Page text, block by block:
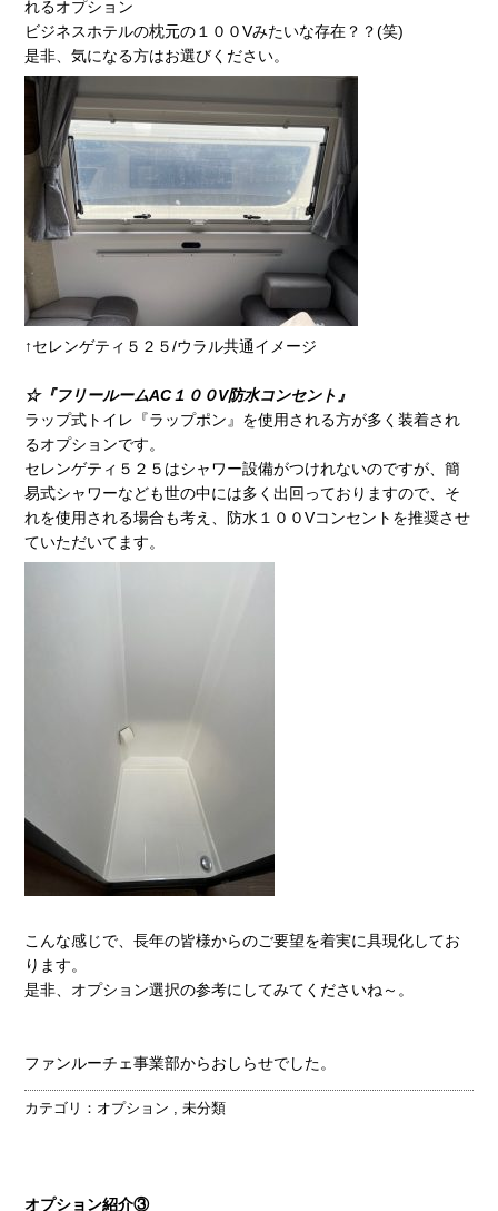
れるオプション
ビジネスホテルの枕元の１００Vみたいな存在？？(笑)
是非、気になる方はお選びください。
↑セレンゲティ５２５/ウラル共通イメージ
☆『フリールームAC１００V防水コンセント』
ラップ式トイレ『ラップポン』を使用される方が多く装着され
るオプションです。
セレンゲティ５２５はシャワー設備がつけれないのですが、簡
易式シャワーなども世の中には多く出回っておりますので、そ
れを使用される場合も考え、防水１００Vコンセントを推奨させ
ていただいてます。
こんな感じで、長年の皆様からのご要望を着実に具現化してお
ります。
是非、オプション選択の参考にしてみてくださいね～。
ファンルーチェ事業部からおしらせでした。
カテゴリ： オプション ,未分類
オプション紹介③